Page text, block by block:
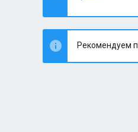
Рекомендуем